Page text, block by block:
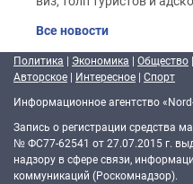
Все новости
Политика | Экономика | Общество |
Авторское | Интересное | Спорт
Информационное агентство
Запись о регистрации средства
№ ФС77-62541 от 27.07.2015 г.
надзору в сфере связи,
коммуникаций (Роскомнадзор).